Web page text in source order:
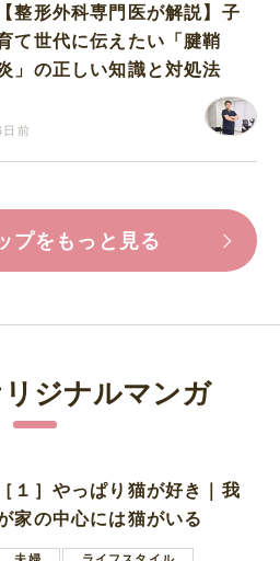
【整形外科専門医が解説】子
て世代に伝えたい「腱鞘
」の正しい知識と対処法
日前
プをもっと見る
ジナルマンガ
［１］やっぱり猫が好き｜我
家の中心には猫がいる